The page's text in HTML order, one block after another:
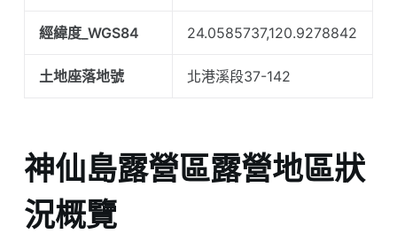
經緯度_WGS84 24.0585737,120.9278842
土地座落地號 北港溪段37-142
神仙島露營區露營地區狀
況概覽